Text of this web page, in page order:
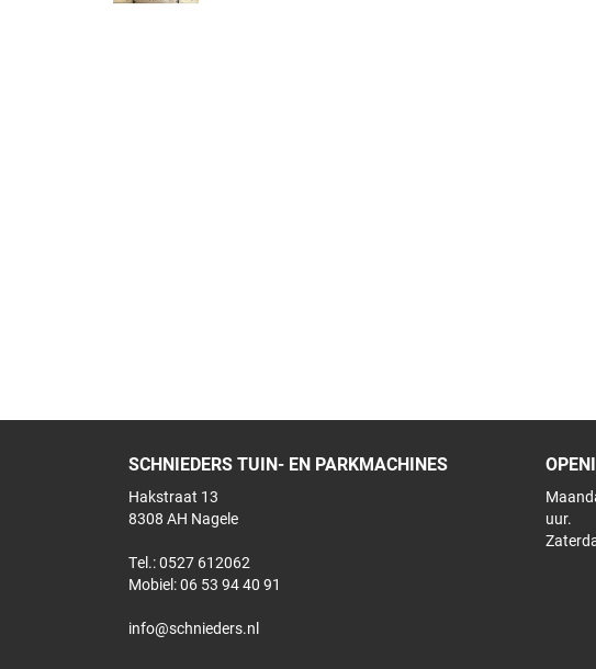
SCHNIEDERS TUIN- EN PARKMACHINES
Hakstraat 13
8308 AH Nagele
Tel.: 0527 612062
Mobiel:06 53 94 40 91
info@schnieders.nl
uur.